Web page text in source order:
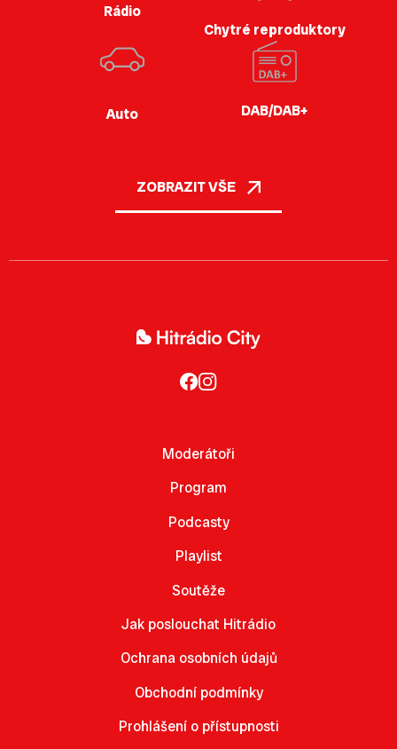
Rádio
Chytré reproduktory
Auto DAB/DAB+
ZOBRAZIT VŠE
Moderátoři
Program
Podcasty
Playlist
Soutěže
Jak poslouchat Hitrádio
Ochrana osobních údajů
Obchodní podmínky
Prohlášení o přístupnosti